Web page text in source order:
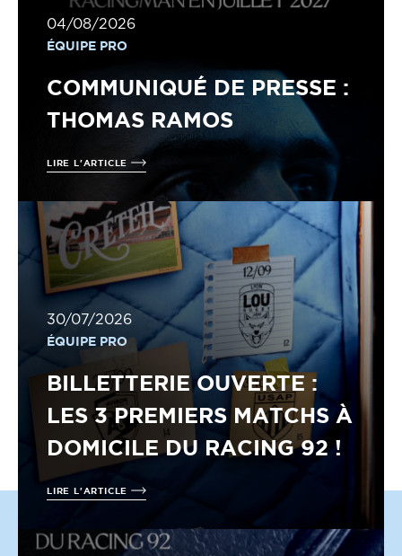
04/08/2026
ÉQUIPE PRO
COMMUNIQUÉ DE PRESSE :
THOMAS RAMOS
LIRE L'ARTICLE
30/07/2026
ÉQUIPE PRO
BILLETTERIE OUVERTE :
LES 3 PREMIERS MATCHS À
DOMICILE DU RACING 92 !
LIRE L'ARTICLE